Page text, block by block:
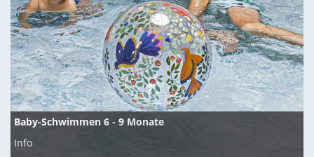
Baby-Schwimmen 6 - 9 Monate
Info